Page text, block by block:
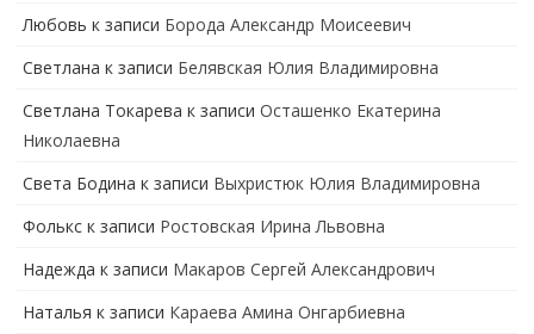
Любовь к записи Борода Александр Моисеевич
Светлана к записи Белявская Юлия Владимировна
Cветлана Токарева к записи Осташенко Екатерина
Николаевна
Света Бодина к записи Выхристюк Юлия Владимировна
Фолькс к записи Ростовская Ирина Львовна
Надежда к записи Макаров Сергей Александрович
Наталья к записи Караева Амина Онгарбиевна